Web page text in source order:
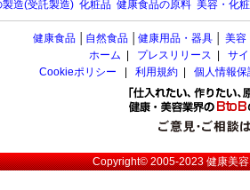
造(受託製造) 化粧品 健康食品の原料 美容・化
健康食品 自然食品 健康用品・器具 美容
ホーム
プレスリリース
サ
Cookieポリシー
利用規約 個人情報
Copyright© 2005-2023健康美